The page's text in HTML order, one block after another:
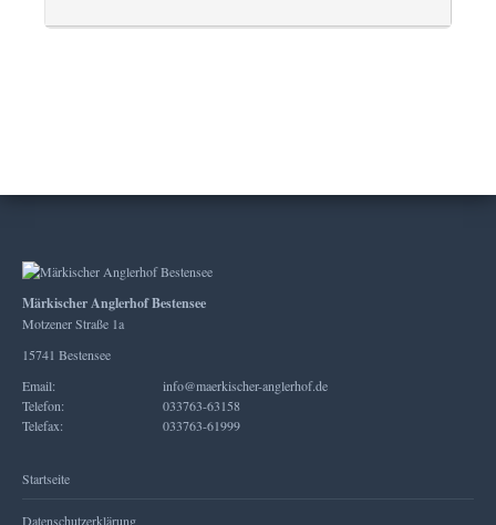
Märkischer Anglerhof Bestensee
Motzener Straße 1a
15741 Bestensee
Email:
info@maerkischer-anglerhof.de
Telefon:
033763-63158
Telefax:
033763-61999
Startseite
Datenschutzerklärung